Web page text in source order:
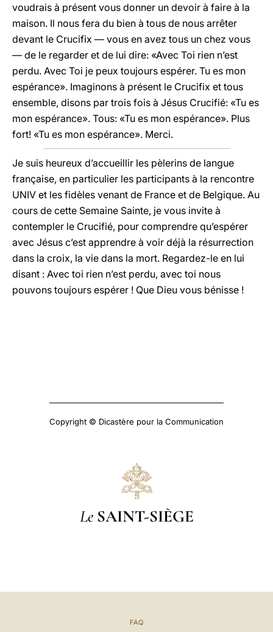
voudrais à présent vous donner un devoir à faire à la
maison. Il nous fera du bien à tous de nous arrêter
devant le Crucifix — vous en avez tous un chez vous
— de le regarder et de lui dire: «Avec Toi rien n’est
perdu. Avec Toi je peux toujours espérer. Tu es mon
espérance». Imaginons à présent le Crucifix et tous
ensemble, disons par trois fois à Jésus Crucifié: «Tu es
mon espérance». Tous: «Tu es mon espérance». Plus
fort! «Tu es mon espérance». Merci.
Je suis heureux d’accueillir les pèlerins de langue
française, en particulier les participants à la rencontre
UNIV et les fidèles venant de France et de Belgique. Au
cours de cette Semaine Sainte, je vous invite à
contempler le Crucifié, pour comprendre qu’espérer
avec Jésus c’est apprendre à voir déjà la résurrection
dans la croix, la vie dans la mort. Regardez-le en lui
disant : Avec toi rien n’est perdu, avec toi nous
pouvons toujours espérer ! Que Dieu vous bénisse !
Copyright © Dicastère pour la Communication
Le SAINT-SIÈGE
FAQ